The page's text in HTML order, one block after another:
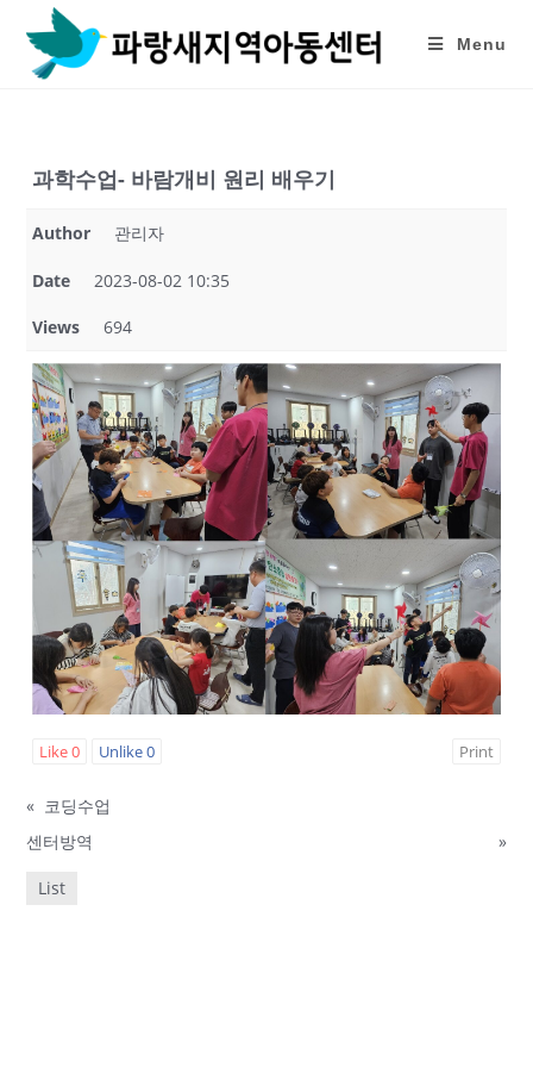
content
Menu
과학수업- 바람개비 원리 배우기
Author 관리자
Date 2023-08-02 10:35
Views 694
Like0 Unlike0 Print
« 코딩수업
센터방역
»
List